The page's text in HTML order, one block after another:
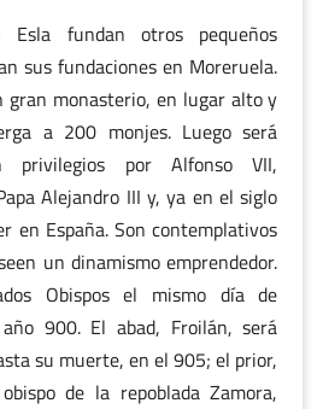
fundan otros pequeños
sus fundaciones en Moreruela.
gran monasterio, en lugar alto y
a 200 monjes. Luego será
privilegios por Alfonso VII,
Alejandro III y, ya en el siglo
en España. Son contemplativos
un dinamismo emprendedor.
Obispos el mismo día de
900. El abad, Froilán, será
su muerte, en el 905; el prior,
de la repoblada Zamora,